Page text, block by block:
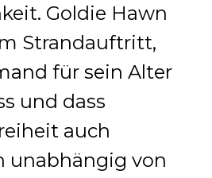
Goldie Hawn
Strandauftritt,
für sein Alter
und dass
auch
unabhängig von